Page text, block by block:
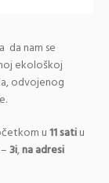
da nam se
ekološkoj
odvojenog
u11 satiu
–3i,na adresi